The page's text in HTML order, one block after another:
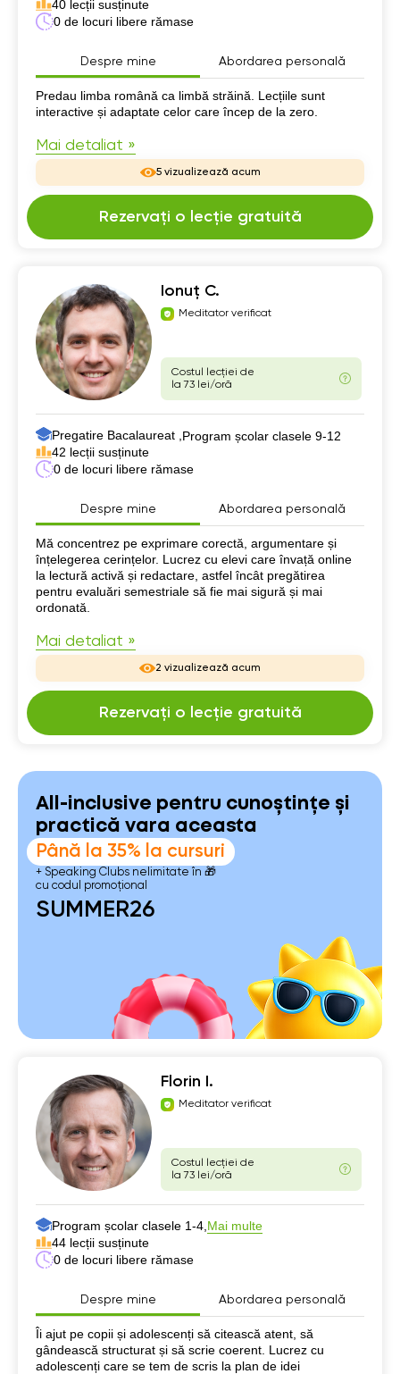
40 lecții susținute
0 de locuri libere rămase
Despre mine Abordarea personală
Despre mine
Predau limba română ca limbă străină. Lecțiile sunt
interactive și adaptate celor care încep de la zero.
Mai detaliat »
5 vizualizează acum
Rezervați o lecție gratuită
Ionuț C.
Meditator verificat
Costul lecției de
la 73 lei/oră
Pregatire Bacalaureat , Program școlar clasele 9-12
42 lecții susținute
0 de locuri libere rămase
Despre mine Abordarea personală
Despre mine
Mă concentrez pe exprimare corectă, argumentare și
înțelegerea cerințelor. Lucrez cu elevi care învață online
la lectură activă și redactare, astfel încât pregătirea
pentru evaluări semestriale să fie mai sigură și mai
ordonată.
Mai detaliat »
2 vizualizează acum
Rezervați o lecție gratuită
All-inclusive pentru cunoștințe și
practică vara aceasta
Până la 35% la cursuri
+ Speaking Clubs nelimitate în 🎁
cu codul promoțional
SUMMER26
Florin I.
Meditator verificat
Costul lecției de
la 73 lei/oră
Program școlar clasele 1-4, Mai multe
44 lecții susținute
0 de locuri libere rămase
Despre mine Abordarea personală
Despre mine
Îi ajut pe copii și adolescenți să citească atent, să
gândească structurat și să scrie coerent. Lucrez cu
adolescenți care se tem de scris la plan de idei